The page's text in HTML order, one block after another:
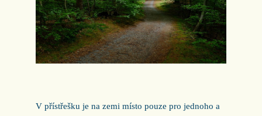
V přístřešku je na zemi místo pouze pro jednoho a